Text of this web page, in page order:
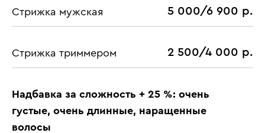
Стрижка мужская 5 000/6 900 р.
Cтрижка триммером 2 500/4 000 р.
Надбавка за сложность + 25 %: очень
густые, очень длинные, наращенные
волосы